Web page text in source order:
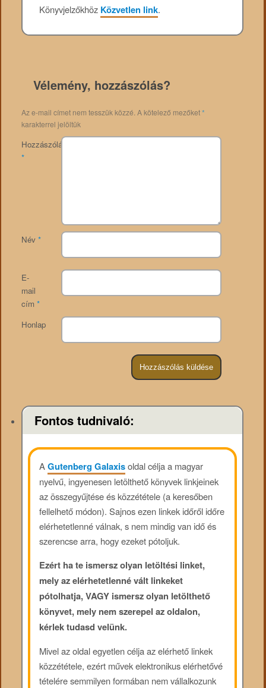
Könyvjelzőkhöz Közvetlen link.
Vélemény, hozzászólás?
Az e-mail címet nem tesszük közzé. A kötelező mezőket*
karakterrel jelöltük
Hozzászólás
*
Név *
E-
mail
cím *
Honlap
Fontos tudnivaló:
AGutenberg Galaxisoldal célja a magyar
nyelvű, ingyenesen letölthető könyvek linkjeinek
az összegyűjtése és közzététele (a keresőben
fellelhető módon). Sajnos ezen linkek időről időre
elérhetetlenné válnak, s nem mindig van idő és
szerencse arra, hogy ezeket pótoljuk.
Ezért ha te ismersz olyan letöltési linket,
mely az elérhetetlenné vált linkeket
pótolhatja, VAGY ismersz olyan letölthető
könyvet, mely nem szerepel az oldalon,
kérlek tudasd velünk.
Mivel az oldal egyetlen célja az elérhető linkek
közzététele, ezért művek elektronikus elérhetővé
tételére semmilyen formában nem vállalkozunk